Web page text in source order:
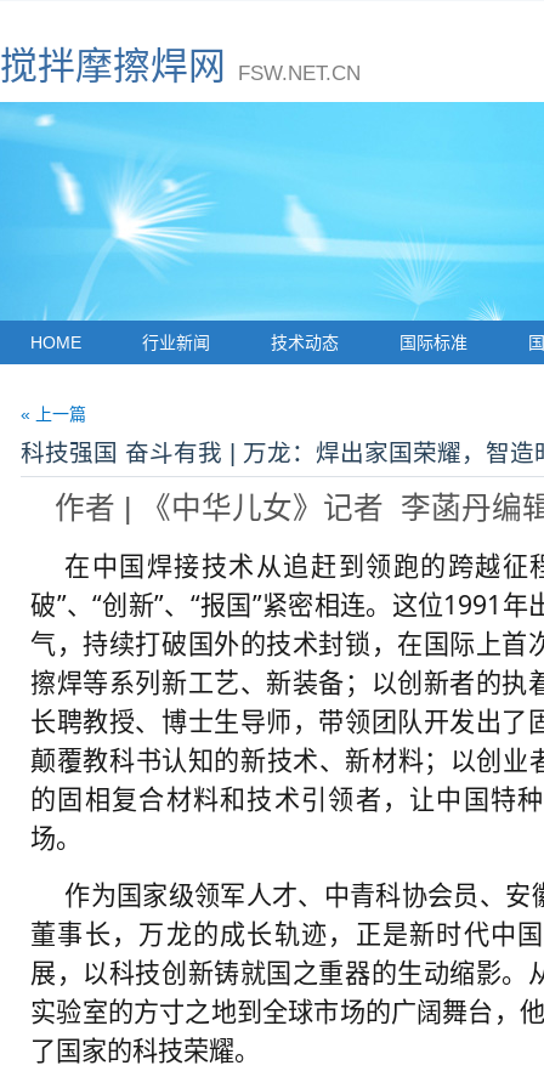
搅拌摩擦焊网 FSW.NET.CN
HOME 行业新闻 技术动态 国际标准
« 上一篇
科技强国 奋斗有我 | 万龙：焊出家国荣耀，智造
作者 | 《中华儿女》记者 李菡丹编
在中国焊接技术从追赶到领跑的跨越征
破”、“创新”、“报国”紧密相连。这位1991
气，持续打破国外的技术封锁，在国际上首
擦焊等系列新工艺、新装备；以创新者的执
长聘教授、博士生导师，带领团队开发出了
颠覆教科书认知的新技术、新材料；以创业
的固相复合材料和技术引领者，让中国特
场。
作为国家级领军人才、中青科协会员、
董事长，万龙的成长轨迹，正是新时代中
展，以科技创新铸就国之重器的生动缩影。
实验室的方寸之地到全球市场的广阔舞台，
了国家的科技荣耀。